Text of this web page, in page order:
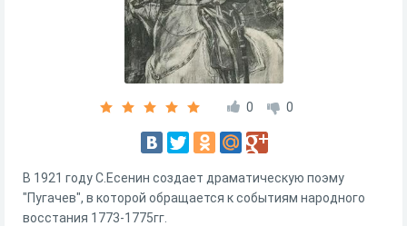
0 0
В 1921 году С.Есенин создает драматическую поэму
"Пугачев", в которой обращается к событиям народного
восстания 1773-1775гг.